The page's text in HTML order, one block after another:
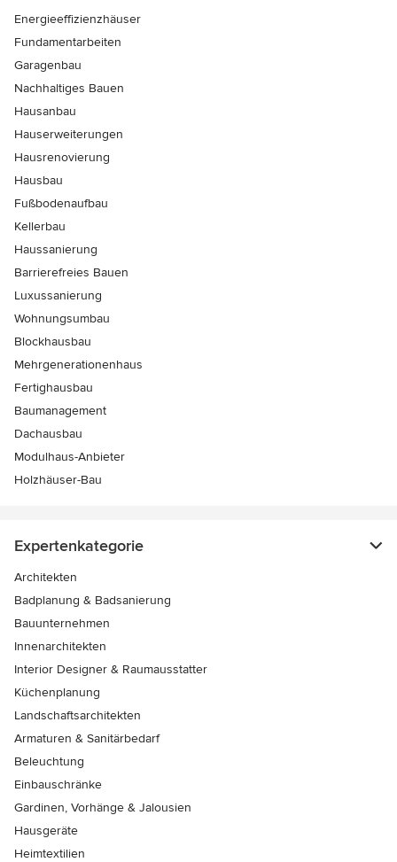
Energieeffizienzhäuser
Fundamentarbeiten
Garagenbau
Nachhaltiges Bauen
Hausanbau
Hauserweiterungen
Hausrenovierung
Hausbau
Fußbodenaufbau
Kellerbau
Haussanierung
Barrierefreies Bauen
Luxussanierung
Wohnungsumbau
Blockhausbau
Mehrgenerationenhaus
Fertighausbau
Baumanagement
Dachausbau
Modulhaus-Anbieter
Holzhäuser-Bau
Expertenkategorie
Architekten
Badplanung & Badsanierung
Bauunternehmen
Innenarchitekten
Interior Designer & Raumausstatter
Küchenplanung
Landschaftsarchitekten
Armaturen & Sanitärbedarf
Beleuchtung
Einbauschränke
Gardinen, Vorhänge & Jalousien
Hausgeräte
Heimtextilien